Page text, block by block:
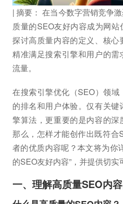
| 摘要： 在当今数字营销竞争
质量的SEO友好内容成为网
探讨高质量内容的定义、核
精准满足搜索引擎和用户的
流量。
在搜索引擎优化（SEO）领
的排名和用户体验。仅有关键
擎算法，更重要的是内容的深
那么，怎样才能创作出既符
者的优质内容呢？本文将为你
的SEO友好内容”，并提供切实
一、理解高质量SEO内